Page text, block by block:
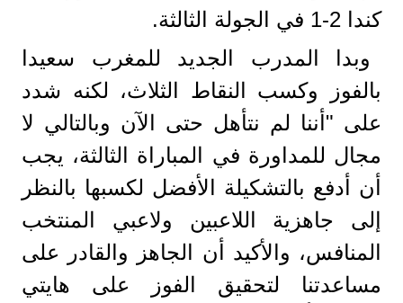
كندا 2-1 في الجولة الثالثة.
وبدا المدرب الجديد للمغرب سعيدا
بالفوز وكسب النقاط الثلاث، لكنه شدد
على "أننا لم نتأهل حتى الآن وبالتالي لا
مجال للمداورة في المباراة الثالثة، يجب
أن أدفع بالتشكيلة الأفضل لكسبها بالنظر
إلى جاهزية اللاعبين ولاعبي المنتخب
المنافس، والأكيد أن الجاهز والقادر على
مساعدتنا لتحقيق الفوز على هايتي